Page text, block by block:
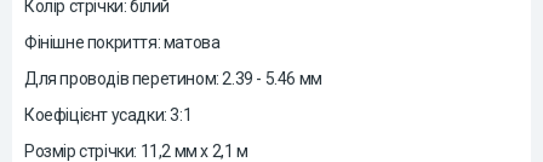
Колір стрічки: білий
Фінішне покриття: матова
Для проводів перетином: 2.39 - 5.46 мм
Коефіцієнт усадки: 3:1
Розмір стрічки: 11,2 мм х 2,1 м